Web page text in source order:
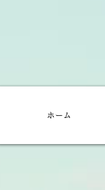
ホーム